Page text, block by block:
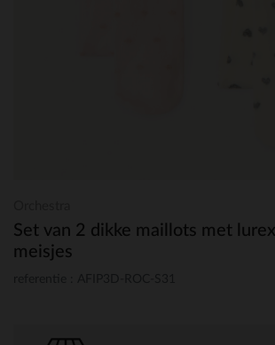
Set van 2 dikke maillots met
meisjes